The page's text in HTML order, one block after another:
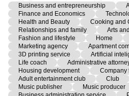
Business and entrepreneurship
Finance and Economics
Health and Beauty
Cooking and
Relationships and family
Arts
Fashion and lifestyle
Home
Marketing agency
Apartment
3D printing service
Artificial
Life coach
Administrative
Housing development
Company
Adult entertainment club
Club
Music publisher
Music producer